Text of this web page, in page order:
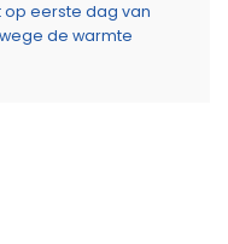
op eerste dag van
de warmte